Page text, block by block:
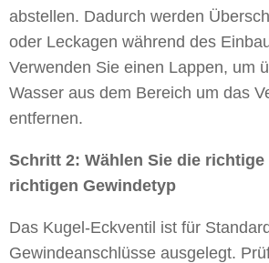
abstellen. Dadurch werden
oder Leckagen während des
Verwenden Sie einen Lappen, um
Wasser aus dem Bereich um das
entfernen.
Schritt 2: Wählen Sie die richtige
richtigen Gewindetyp
Das Kugel-Eckventil ist für
Gewindeanschlüsse ausgelegt.